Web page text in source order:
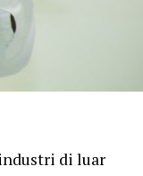
di luar